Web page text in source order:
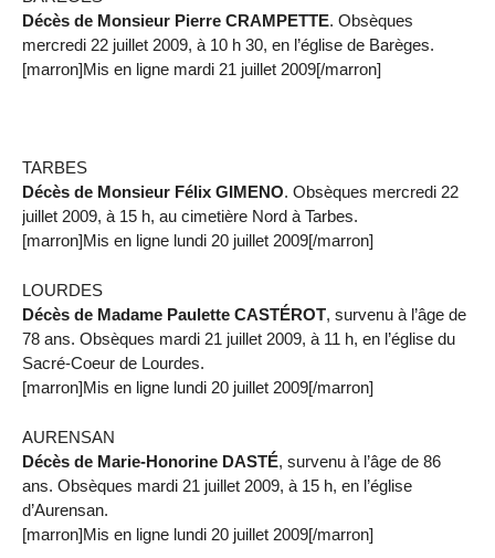
Décès de Monsieur Pierre CRAMPETTE. Obsèques
mercredi 22 juillet 2009, à 10 h 30, en l’église de Barèges.
[marron]Mis en ligne mardi 21 juillet 2009[/marron]
TARBES
Décès de Monsieur Félix GIMENO. Obsèques mercredi 22
juillet 2009, à 15 h, au cimetière Nord à Tarbes.
[marron]Mis en ligne lundi 20 juillet 2009[/marron]
LOURDES
Décès de Madame Paulette CASTÉROT, survenu à l’âge de
78 ans. Obsèques mardi 21 juillet 2009, à 11 h, en l’église du
Sacré-Coeur de Lourdes.
[marron]Mis en ligne lundi 20 juillet 2009[/marron]
AURENSAN
Décès de Marie-Honorine DASTÉ, survenu à l’âge de 86
ans. Obsèques mardi 21 juillet 2009, à 15 h, en l’église
d’Aurensan.
[marron]Mis en ligne lundi 20 juillet 2009[/marron]